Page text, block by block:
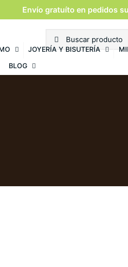
Envío gratuíto en pedidos
JOYERÍA Y BISUTERÍA
BLOG